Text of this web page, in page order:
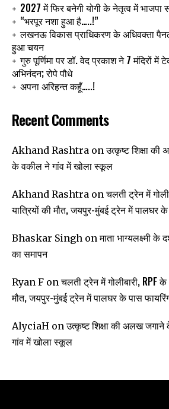
2027 में फिर बनेगी योगी के नेतृत्व में
“भरपूर नशा हुआ है…..!”
लखनऊ विकास प्राधिकरण के अधिवक्ता
हुआ चयन
गुरु पूर्णिमा पर डॉ. वेद प्रकाश ने 7 मंदिरों में
अभिनंदन; रोपे पौधे
अपना अरिहन्त कहूँ…..!
Recent Comments
Akhand Rashtra onउत्कृष्ट शिक्षा
के वकील ने गांव में खोला स्कूल
Akhand Rashtra onचलती ट्रेन में
यात्रियों की मौत, जयपुर-मुंबई ट्रेन में पालघर
Bhaskar Singh onमाता भाग्यलक्ष्मी के
का समापन
Ryan F onचलती ट्रेन में गोलीबारी, RPF
मौत, जयपुर-मुंबई ट्रेन में पालघर के पास
AlyciaH onउत्कृष्ट शिक्षा की अलख
गांव में खोला स्कूल